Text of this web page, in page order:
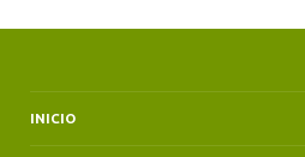
INICIO